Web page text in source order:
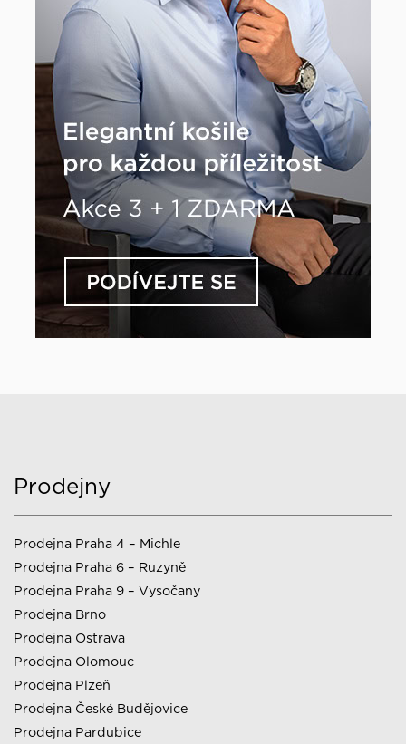
Prodejny
Prodejna Praha 4 – Michle
Prodejna Praha 6 – Ruzyně
Prodejna Praha 9 – Vysočany
Prodejna Brno
Prodejna Ostrava
Prodejna Olomouc
Prodejna Plzeň
Prodejna České Budějovice
Prodejna Pardubice